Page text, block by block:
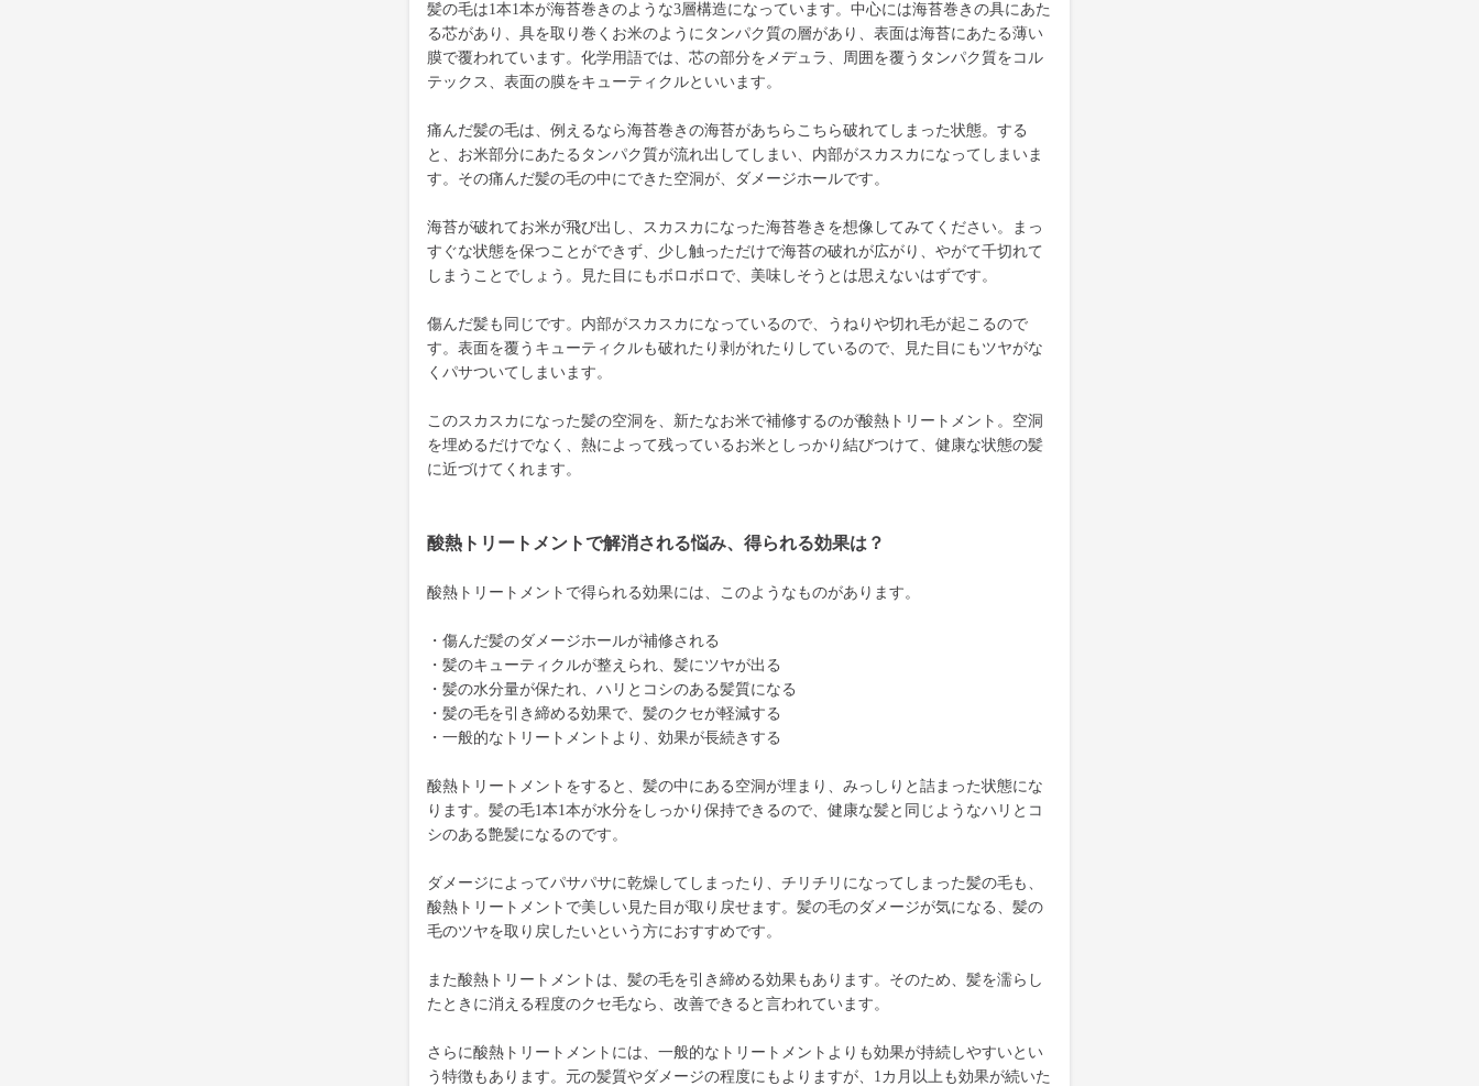
髪の毛は1本1本が海苔巻きのような3層構造になっています。中心には海苔巻きの具にあた
る芯があり、具を取り巻くお米のようにタンパク質の層があり、表面は海苔にあたる薄い
膜で覆われています。化学用語では、芯の部分をメデュラ、周囲を覆うタンパク質をコル
テックス、表面の膜をキューティクルといいます。
痛んだ髪の毛は、例えるなら海苔巻きの海苔があちらこちら破れてしまった状態。する
と、お米部分にあたるタンパク質が流れ出してしまい、内部がスカスカになってしまいま
す。その痛んだ髪の毛の中にできた空洞が、ダメージホールです。
海苔が破れてお米が飛び出し、スカスカになった海苔巻きを想像してみてください。まっ
すぐな状態を保つことができず、少し触っただけで海苔の破れが広がり、やがて千切れて
しまうことでしょう。見た目にもボロボロで、美味しそうとは思えないはずです。
傷んだ髪も同じです。内部がスカスカになっているので、うねりや切れ毛が起こるので
す。表面を覆うキューティクルも破れたり剥がれたりしているので、見た目にもツヤがな
くパサついてしまいます。
このスカスカになった髪の空洞を、新たなお米で補修するのが酸熱トリートメント。空洞
を埋めるだけでなく、熱によって残っているお米としっかり結びつけて、健康な状態の髪
に近づけてくれます。
酸熱トリートメントで解消される悩み、得られる効果は？
酸熱トリートメントで得られる効果には、このようなものがあります。
・傷んだ髪のダメージホールが補修される
・髪のキューティクルが整えられ、髪にツヤが出る
・髪の水分量が保たれ、ハリとコシのある髪質になる
・髪の毛を引き締める効果で、髪のクセが軽減する
・一般的なトリートメントより、効果が長続きする
酸熱トリートメントをすると、髪の中にある空洞が埋まり、みっしりと詰まった状態にな
ります。髪の毛1本1本が水分をしっかり保持できるので、健康な髪と同じようなハリとコ
シのある艶髪になるのです。
ダメージによってパサパサに乾燥してしまったり、チリチリになってしまった髪の毛も、
酸熱トリートメントで美しい見た目が取り戻せます。髪の毛のダメージが気になる、髪の
毛のツヤを取り戻したいという方におすすめです。
また酸熱トリートメントは、髪の毛を引き締める効果もあります。そのため、髪を濡らし
たときに消える程度のクセ毛なら、改善できると言われています。
さらに酸熱トリートメントには、一般的なトリートメントよりも効果が持続しやすいとい
う特徴もあります。元の髪質やダメージの程度にもよりますが、1カ月以上も効果が続いた